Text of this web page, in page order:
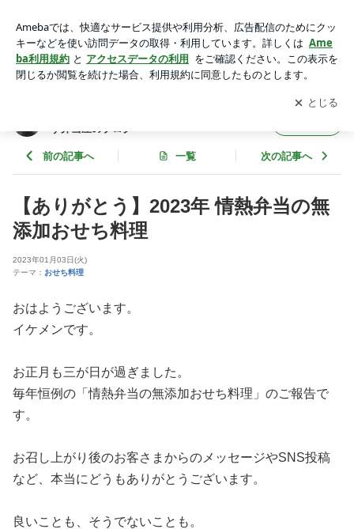
の宅配仕出し弁当屋～現代の食を見直す弁当屋のブログ～
アプリをダウンロードして ブログの更新通知
を受け取りまし
ょう。
開く
す弁当屋のブログ～
前の記事へ 一覧 次の記事へ
【ありがとう】2023年 情熱弁当の無
添加おせち料理
2023年01月03日(火)
テーマ： おせち料理
おはようございます。
イケメンです。
お正月も三が日が過ぎました。
毎年恒例の「情熱弁当の無添加おせち料理」のご報告で
す。
お召し上がり後のお客さまからのメッセージやSNS投稿
など、本当にどうもありがとうございます。
良いことも、そうでないことも。